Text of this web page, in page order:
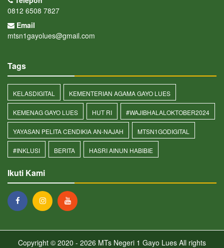
0812 6508 7827
Email
mtsn1gayolues@gmail.com
Tags
KELASDIGITAL KEMENTERIAN AGAMA GAYO LUES
KEMENAG GAYO LUES HUT RI #WAJIBHALALOKTOBER2024
YAYASAN PELITA CENDIKIA AN-NAJAH MTSN1GODIGITAL
#INKLUSI BERITA HASRI AINUN HABIBIE
Ikuti Kami
Copyright © 2020 - 2026 MTs Negeri 1 Gayo Lues All rights